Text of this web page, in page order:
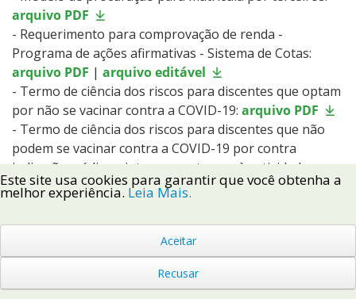
arquivo PDF
- Requerimento para comprovação de renda -
Programa de ações afirmativas - Sistema de Cotas:
arquivo PDF | arquivo editável
- Termo de ciência dos riscos para discentes que optam
por não se vacinar contra a COVID-19: arquivo PDF
- Termo de ciência dos riscos para discentes que não
podem se vacinar contra a COVID-19 por contra
indicação médica e interesse retornar às atividades
acadêmicas presenciais:arquivo PDF
- Declaração para candidatos cotistas vagas
remanescentes - Técnicosarquivo PDF|arquivo
- Declaração para candidatos cotistas vagas
remanescentes - Graduaçãoarquivo PDF
Este site usa cookies para garantir que você obtenha a
melhor experiência. Leia Mais.
Aceitar
Recusar